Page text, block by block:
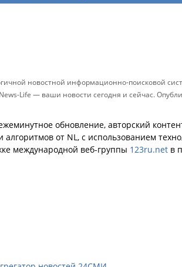
новостной информационно-поисковой
Life — ваши новости сегодня и сейчас.
обновление, авторский
от NL, с использованием
международной веб-группы 123ru.net в